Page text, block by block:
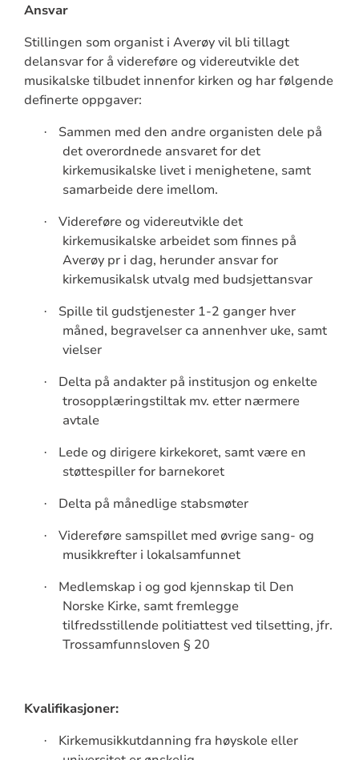
Ansvar
Stillingen som organist i Averøy vil bli tillagt
delansvar for å videreføre og videreutvikle det
musikalske tilbudet innenfor kirken og har følgende
definerte oppgaver:
·
Sammen med den andre organisten dele på
det overordnede ansvaret for det
kirkemusikalske livet i menighetene, samt
samarbeide dere imellom.
·
Videreføre og videreutvikle det
kirkemusikalske arbeidet som finnes på
Averøy pr i dag, herunder ansvar for
kirkemusikalsk utvalg med budsjettansvar
·
Spille til gudstjenester 1-2 ganger hver
måned, begravelser ca annenhver uke, samt
vielser
·
Delta på andakter på institusjon og enkelte
trosopplæringstiltak mv. etter nærmere
avtale
·
Lede og dirigere kirkekoret, samt være en
støttespiller for barnekoret
· Delta på månedlige stabsmøter
·
Videreføre samspillet med øvrige sang- og
musikkrefter i lokalsamfunnet
·
Medlemskap i og god kjennskap til Den
Norske Kirke, samt fremlegge
tilfredsstillende politiattest ved tilsetting, jfr.
Trossamfunnsloven § 20
Kvalifikasjoner:
·
Kirkemusikkutdanning fra høyskole eller